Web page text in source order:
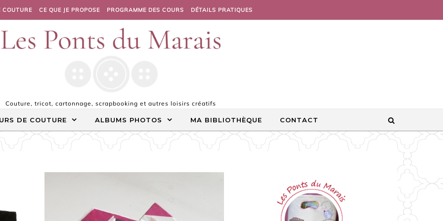
COUTURE CE QUE JE PROPOSE PROGRAMME DES COURS DÉTAILS PRATIQUES
Couture, tricot, cartonnage, scrapbooking et autres loisirs créatifs
DE COUTURE ALBUMS PHOTOS MA BIBLIOTHÈQUE CONTACT